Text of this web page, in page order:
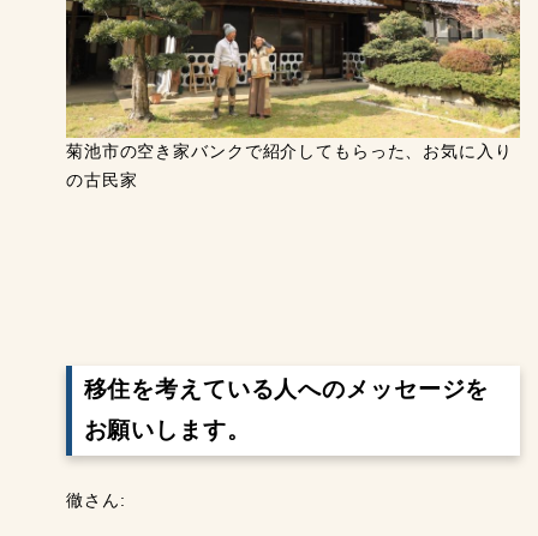
菊池市の空き家バンクで紹介してもらった、お気に入り
の古民家
移住を考えている人へのメッセージを
お願いします。
徹さん: